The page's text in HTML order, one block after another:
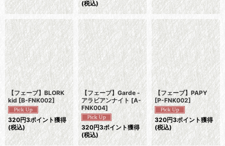
(税込)
【フェーブ】BLORK
kid [B-FNK002]
320円3ポイント獲得
(税込)
【フェーブ】Garde -
アラビアンナイト [A-
FNK004]
320円3ポイント獲得
(税込)
【フェーブ】PAPY
[P-FNK002]
320円3ポイント獲得
(税込)